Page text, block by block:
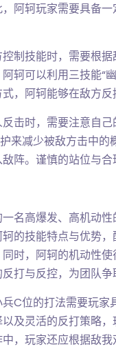
阿轲玩家需要具备
制技能时，需要根
轲可以利用三技能“
，阿轲能够在敌方反
击时，需要注意自
来减少被敌方击中
阵。谨慎的站位与
名高爆发、高机动
的技能特点与优势
时，阿轲的机动性
打与反控，为团队争
C位的打法需要玩
及灵活的反打策略
，玩家还应根据敌